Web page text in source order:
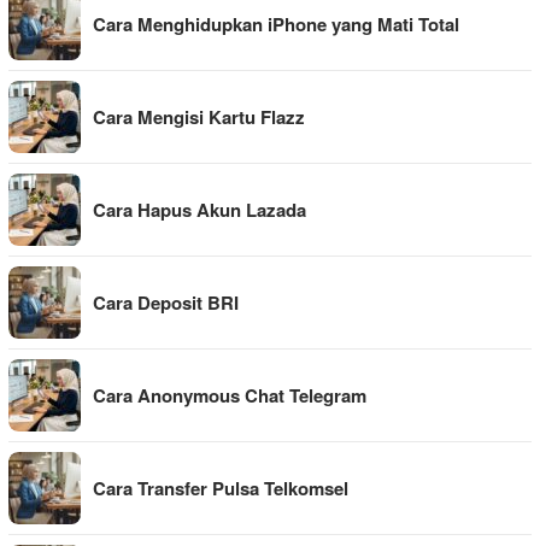
Cara Menghidupkan iPhone yang Mati Total
Cara Mengisi Kartu Flazz
Cara Hapus Akun Lazada
Cara Deposit BRI
Cara Anonymous Chat Telegram
Cara Transfer Pulsa Telkomsel